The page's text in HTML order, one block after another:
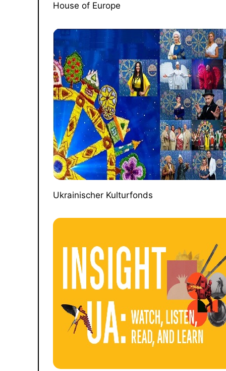
House of Europe
Ukrainischer Kulturfonds